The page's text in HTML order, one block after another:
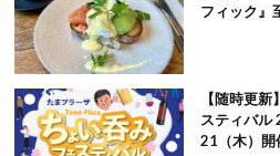
フィック』
【随時更
スティバル
21（木）開